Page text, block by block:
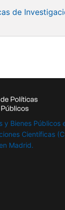
de
y Bienes Públicos
Científicas
Madrid.